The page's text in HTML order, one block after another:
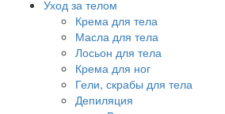
Уход за телом
Крема для тела
Масла для тела
Лосьон для тела
Крема для ног
Гели, скрабы для тела
Депиляция